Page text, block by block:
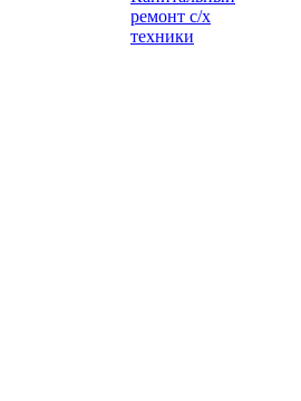
ремонт с/х
техники